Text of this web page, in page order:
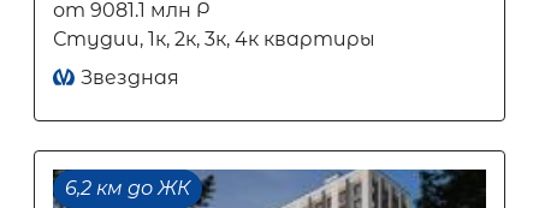
от 9081.1 млн Р
Студии, 1к, 2к, 3к, 4к квартиры
Звездная
6,2 км до ЖК